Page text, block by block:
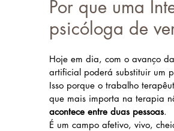
Por que uma
psicóloga de
Hoje em dia, com o avanço
artificial poderá substituir um
Isso porque o trabalho
que mais importa na terapia
acontece entre duas pessoas.
É um campo afetivo, vivo,